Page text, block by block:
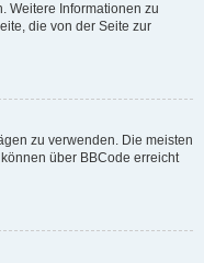
Weitere Informationen zu
die von der Seite zur
zu verwenden. Die meisten
über BBCode erreicht